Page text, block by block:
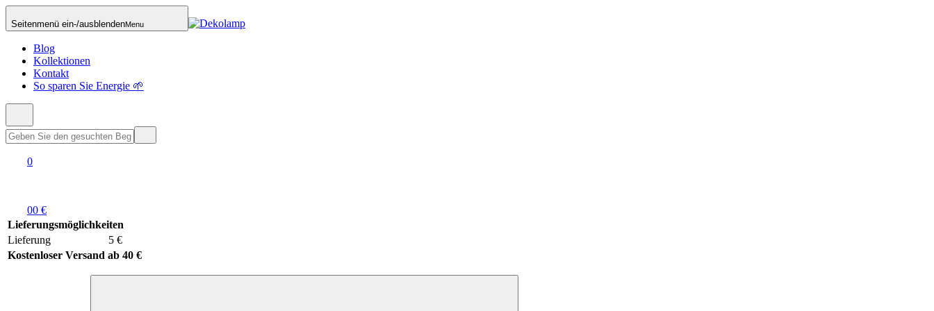
Seitenmenü ein-/ausblendenMenu
Blog
Kollektionen
Kontakt
So sparen Sie Energie 🌱
0
00 €
Lieferungsmöglichkeiten
Lieferung
5 €
Kostenloser Versand ab 40 €